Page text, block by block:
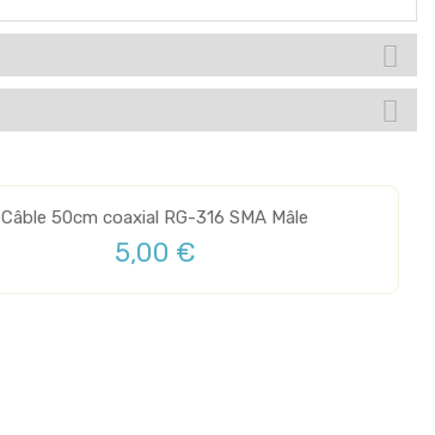
Câble 50cm coaxial RG-316 SMA Mâle
5,00 €